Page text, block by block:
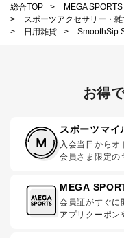
総合TOP
> MEGA SPORTS
>
スポーツアクセサリー・
>
日用雑貨 > SmoothSip
お得
スポーツマイ
入会当日からオ
会員さま限定の
MEGA
会員証がすぐに
アプリクーポン